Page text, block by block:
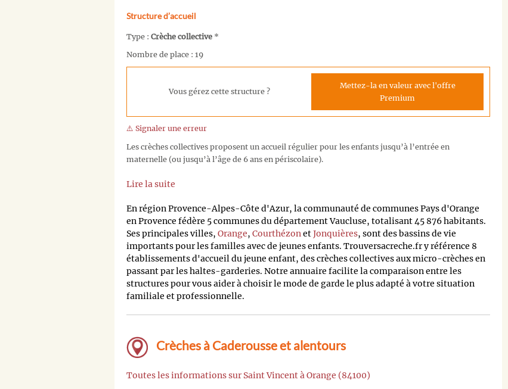
Structure d’accueil
Type : Crèche collective *
Nombre de place : 19
Vous gérez cette structure ?
Mettez-la en valeur avec l'offre
Premium
⚠️ Signaler une erreur
Les crèches collectives proposent un accueil régulier pour les enfants jusqu’à l’entrée en
maternelle (ou jusqu’à l’âge de 6 ans en périscolaire).
Lire la suite
En région Provence-Alpes-Côte d'Azur, la communauté de communes Pays d'Orange
en Provence fédère 5 communes du département Vaucluse, totalisant 45 876 habitants.
Ses principales villes, Orange, CourthézonetJonquières, sont des bassins de vie
importants pour les familles avec de jeunes enfants. Trouversacreche.fr y référence 8
établissements d'accueil du jeune enfant, des crèches collectives aux micro-crèches en
passant par les haltes-garderies. Notre annuaire facilite la comparaison entre les
structures pour vous aider à choisir le mode de garde le plus adapté à votre situation
familiale et professionnelle.
Crèches à Caderousse et alentours
Toutes les informations sur Saint Vincent à Orange (84100)